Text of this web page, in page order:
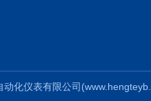
动化仪表有限公司